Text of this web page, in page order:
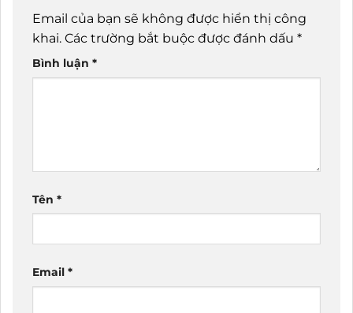
Email của bạn sẽ không được hiển thị công
khai. Các trường bắt buộc được đánh dấu *
Bình luận *
Tên *
Email *